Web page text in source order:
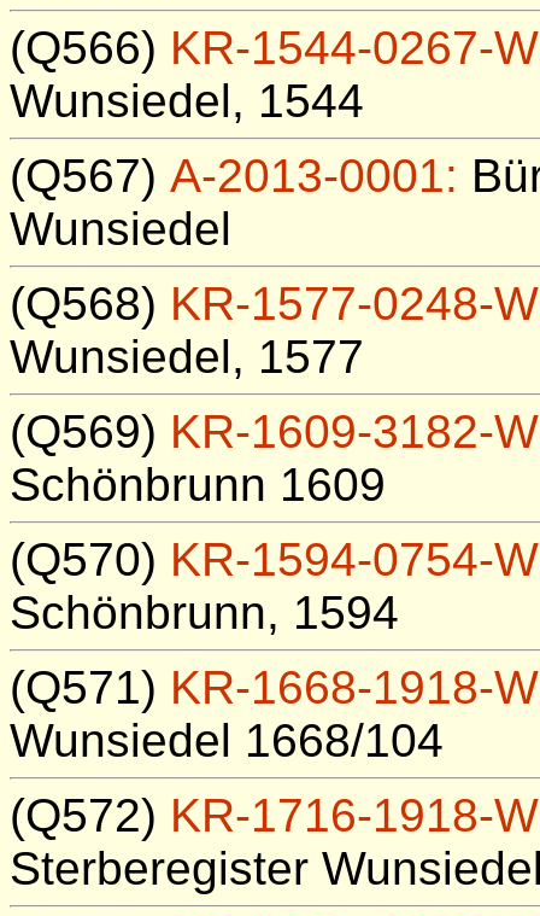
(Q566) KR-1544-0267-
Wunsiedel, 1544
(Q567) A-2013-0001:
Wunsiedel
(Q568) KR-1577-0248-
Wunsiedel, 1577
(Q569) KR-1609-3182-
Schönbrunn 1609
(Q570) KR-1594-0754-
Schönbrunn, 1594
(Q571) KR-1668-1918-
Wunsiedel 1668/104
(Q572) KR-1716-1918-
Sterberegister